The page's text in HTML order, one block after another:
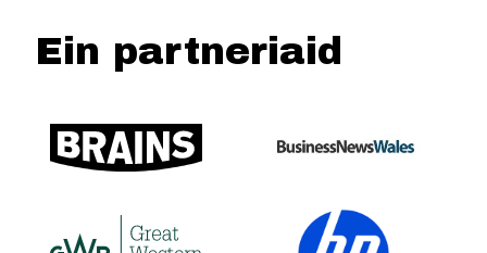
Ein partneriaid